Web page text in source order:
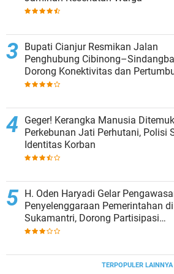
Bupati Cianjur Resmikan Jalan
Penghubung
Dorong Konektivitas dan
Ekonomi Cianjur Selatan
Geger! Kerangka Manusia
Perkebunan Jati Perhutani, Polisi
Identitas Korban
H. Oden Haryadi Gelar
Penyelenggaraan Pemerintahan
Sukamantri, Dorong Partisipasi
Masyarakat dalam Pembangunan
TERPOPULER LAINNYA